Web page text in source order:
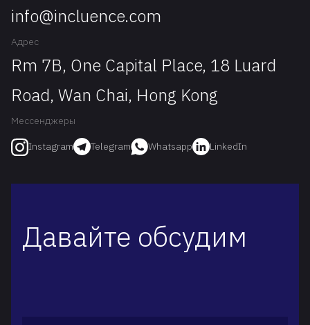
info@incluence.com
Адрес
Rm 7B, One Capital Place, 18 Luard
Road, Wan Chai, Hong Kong
Мессенджеры
Instagram Telegram Whatsapp LinkedIn
Давайте обсудим